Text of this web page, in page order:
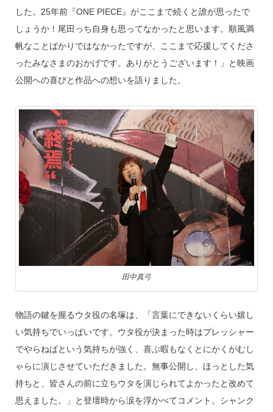
した。25年前『ONE PIECE』がここまで続くと誰が思ったで
しょうか！尾田っち自身も思ってなかったと思います。順風満
帆なことばかりではなかったですが、ここまで応援してくださ
ったみなさまのおかげです。ありがとうございます！」と映画
公開への喜びと作品への想いを語りました。
田中真弓
物語の鍵を握るウタ役の名塚は、「言葉にできないくらい嬉し
い気持ちでいっぱいです。ウタ役が決まった時はプレッシャー
でやらねばという気持ちが強く、喜ぶ暇もなくとにかくがむし
ゃらに演じさせていただきました。無事公開し、ほっとした気
持ちと、皆さんの前に立ちウタを演じられてよかったと改めて
思えました。」と登壇時から涙を浮かべてコメント。シャンク